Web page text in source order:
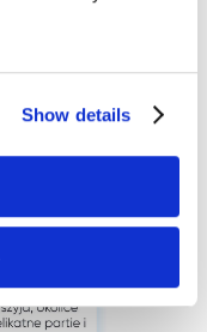
Show details